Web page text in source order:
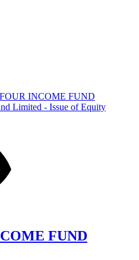
INCOME FUND
Limited - Issue of Equity
FUND